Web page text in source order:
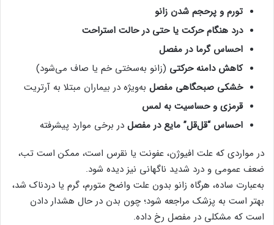
تورم و پرحجم شدن زانو
درد هنگام حرکت یا حتی در حالت استراحت
احساس گرما در مفصل
کاهش دامنه حرکتی (زانو به‌سختی خم یا صاف می‌شود)
خشکی صبحگاهی مفصل به‌ویژه در بیماران مبتلا به آرتریت
قرمزی و حساسیت به لمس
احساس “قل‌قل” مایع در مفصل در برخی موارد پیشرفته
در مواردی که علت افیوژن، عفونت یا نقرس است، ممکن است تب،
ضعف عمومی و درد شدید ناگهانی نیز دیده شود.
به‌عبارت ساده، هرگاه زانو بدون علت واضح متورم، گرم یا دردناک شد،
بهتر است به پزشک مراجعه شود؛ چون بدن در حال هشدار دادن
است که مشکلی در مفصل رخ داده.